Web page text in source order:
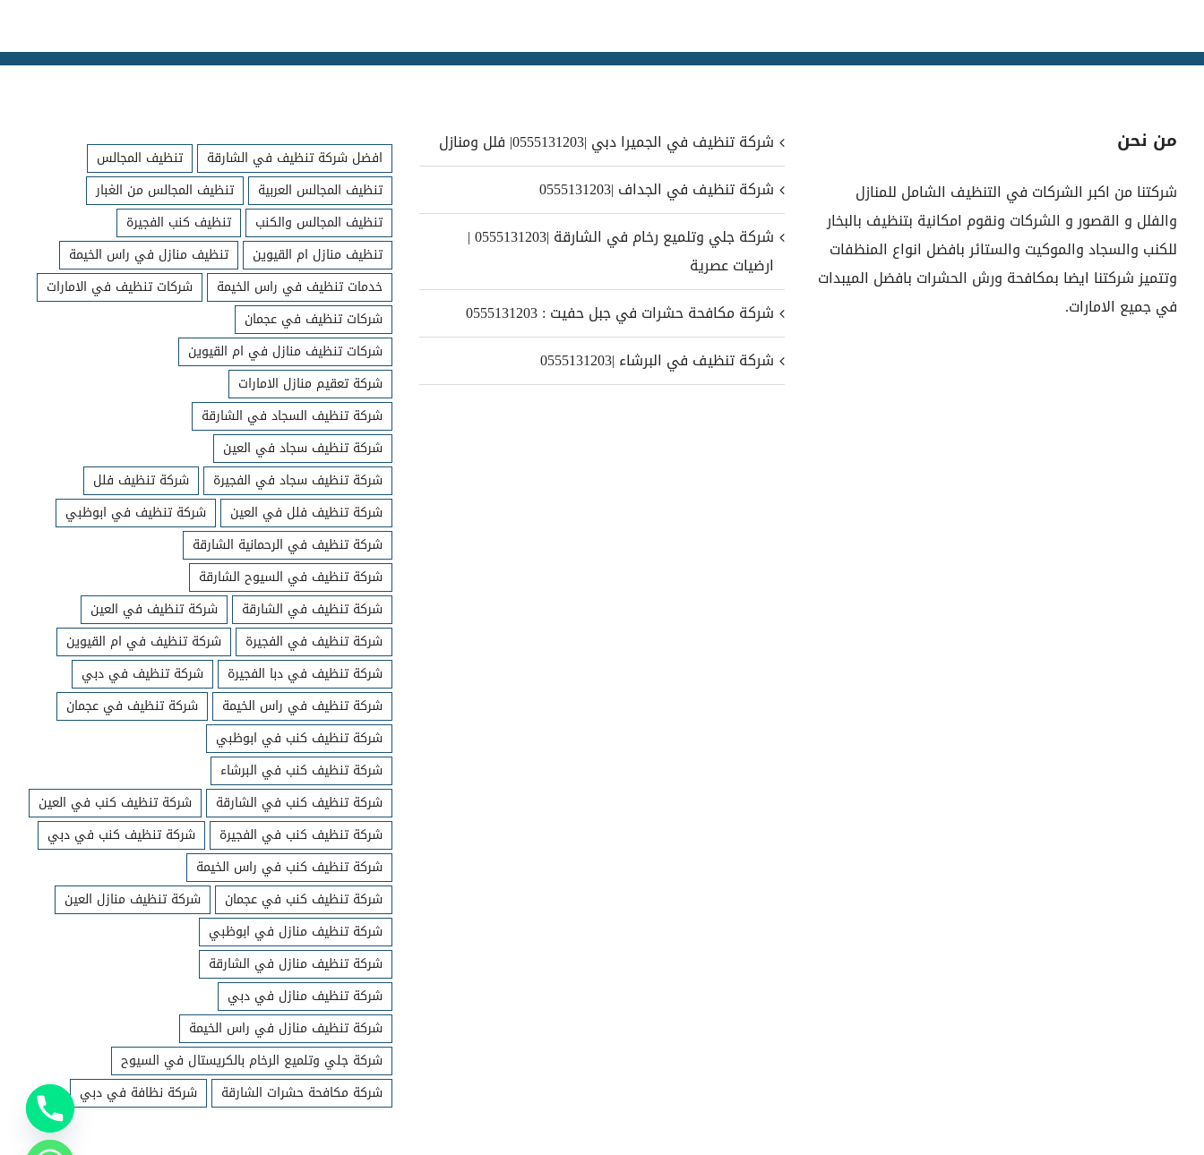
من نحن
شركتنا من اكبر الشركات في التنظيف الشامل للمنازل
والفلل و القصور و الشركات ونقوم امكانية بتنظيف بالبخار
للكنب والسجاد والموكيت والستائر بافضل انواع المنظفات
وتتميز شركتنا ايضا بمكافحة ورش الحشرات بافضل الميبدات
في جميع الامارات.
شركة تنظيف في الجميرا دبي |0555131203| فلل ومنازل
شركة تنظيف في الجداف |0555131203
شركة جلي وتلميع رخام في الشارقة |0555131203 |
ارضيات عصرية
شركة مكافحة حشرات في جبل حفيت : 0555131203
شركة تنظيف في البرشاء |0555131203
افضل شركة تنظيف في الشارقة
تنظيف المجالس
تنظيف المجالس العربية
تنظيف المجالس من الغبار
تنظيف المجالس والكنب
تنظيف كنب الفجيرة
تنظيف منازل ام القيوين
تنظيف منازل في راس الخيمة
خدمات تنظيف في راس الخيمة
شركات تنظيف في الامارات
شركات تنظيف في عجمان
شركات تنظيف منازل في ام القيوين
شركة تعقيم منازل الامارات
شركة تنظيف السجاد في الشارقة
شركة تنظيف سجاد في العين
شركة تنظيف سجاد في الفجيرة
شركة تنظيف فلل
شركة تنظيف فلل في العين
شركة تنظيف في ابوظبي
شركة تنظيف في الرحمانية الشارقة
شركة تنظيف في السيوح الشارقة
شركة تنظيف في الشارقة
شركة تنظيف في العين
شركة تنظيف في الفجيرة
شركة تنظيف في ام القيوين
شركة تنظيف في دبا الفجيرة
شركة تنظيف في دبي
شركة تنظيف في راس الخيمة
شركة تنظيف في عجمان
شركة تنظيف كنب في ابوظبي
شركة تنظيف كنب في البرشاء
شركة تنظيف كنب في الشارقة
شركة تنظيف كنب في العين
شركة تنظيف كنب في الفجيرة
شركة تنظيف كنب في دبي
شركة تنظيف كنب في راس الخيمة
شركة تنظيف كنب في عجمان
شركة تنظيف منازل العين
شركة تنظيف منازل في ابوظبي
شركة تنظيف منازل في الشارقة
شركة تنظيف منازل في دبي
شركة تنظيف منازل في راس الخيمة
شركة جلي وتلميع الرخام بالكريستال في السيوح
شركة مكافحة حشرات الشارقة
شركة نظافة في دبي